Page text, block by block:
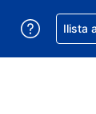
mo.
ng wika
Ilista